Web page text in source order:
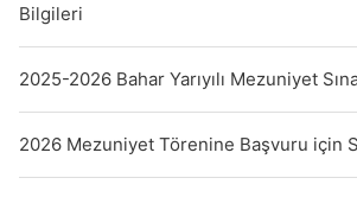
Bilgileri
2025-2026 Bahar Yarıyılı Mezuniyet
2026 Mezuniyet Törenine Başvuru için